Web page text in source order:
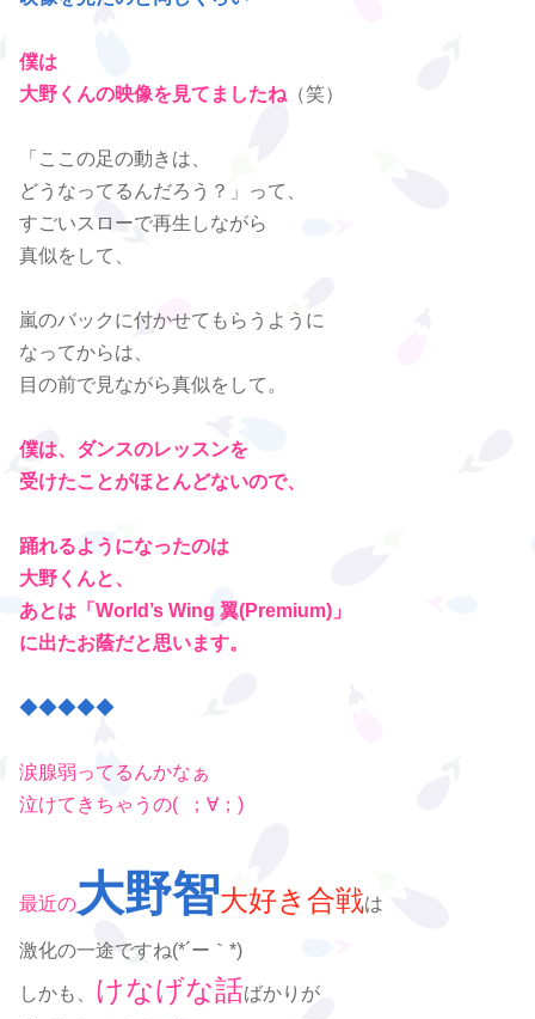
僕は
大野くんの映像を見てましたね （笑）
「ここの足の動きは、
どうなってるんだろう？」って、
すごいスローで再生しながら
真似をして、
嵐のバックに付かせてもらうように
なってからは、
目の前で見ながら真似をして。
僕は、ダンスのレッスンを
受けたことがほとんどないので、
踊れるようになったのは
大野くんと、
あとは「World’s Wing 翼(Premium)」
に出たお蔭だと思います。
◆◆◆◆◆
涙腺弱ってるんかなぁ
泣けてきちゃうの( ；∀；)
最近の大野智大好き合戦は
激化の一途ですね(*´ー｀*)
しかも、 けなげな話ばかりが